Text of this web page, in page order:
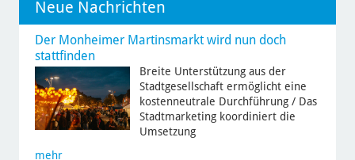
Neue Nachrichten
Der Monheimer Martinsmarkt wird nun doch
stattfinden
Breite Unterstützung aus der
Stadtgesellschaft ermöglicht eine
kostenneutrale Durchführung / Das
Stadtmarketing koordiniert die
Umsetzung
mehr